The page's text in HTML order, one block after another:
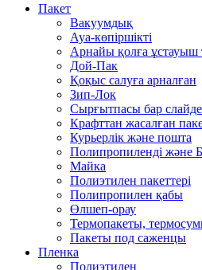
Пакет
Вакуумдық
Ауа-көпіршікті
Арнайы қолға ұстауыш
Дой-Пак
Қоқыс салуға арналған
Зип-Лок
Сырғытпасы бар
Крафттан жасалған
Курьерлік және пошта
Полипропиленді және
Майка
Полиэтилен пакеттері
Полипропилен қабы
Өлшеп-орау
Термопакеты,
Пакеты под саженцы
Пленка
Полиэтилен